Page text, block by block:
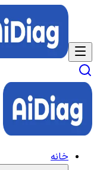
خانه